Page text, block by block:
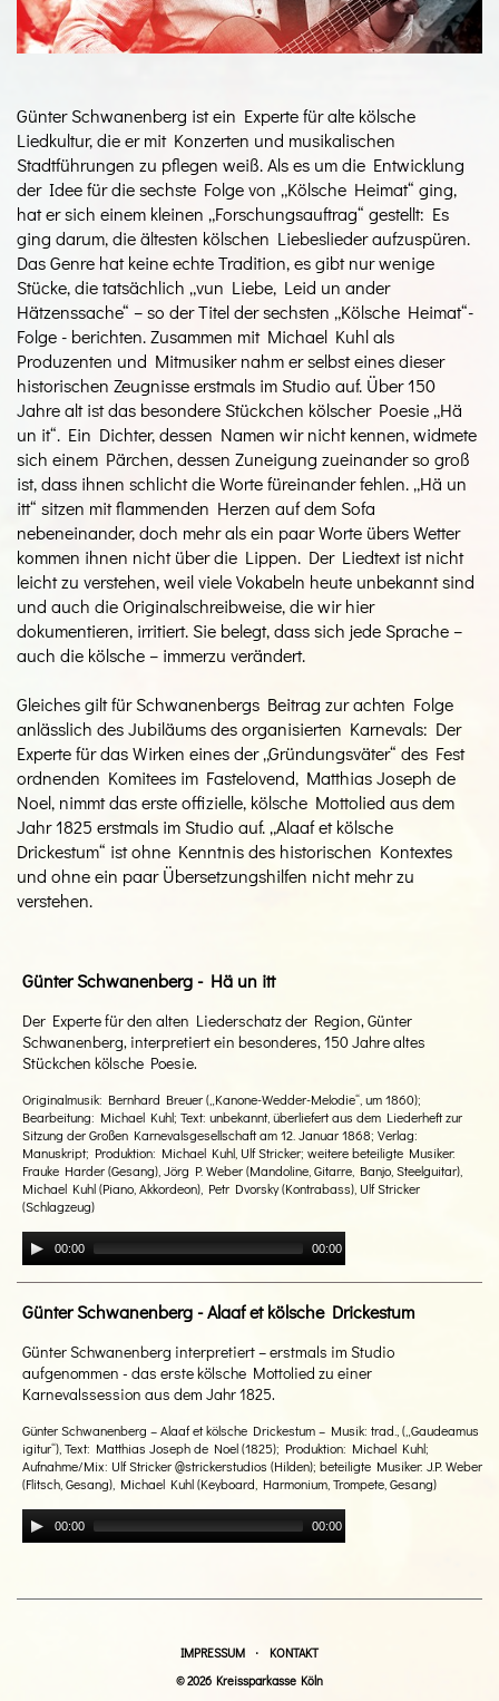
Günter Schwanenberg ist ein Experte für alte kölsche
Liedkultur, die er mit Konzerten und musikalischen
Stadtführungen zu pflegen weiß. Als es um die Entwicklung
der Idee für die sechste Folge von „Kölsche Heimat“ ging,
hat er sich einem kleinen „Forschungsauftrag“ gestellt: Es
ging darum, die ältesten kölschen Liebeslieder aufzuspüren.
Das Genre hat keine echte Tradition, es gibt nur wenige
Stücke, die tatsächlich „vun Liebe, Leid un ander
Hätzenssache“ – so der Titel der sechsten „Kölsche Heimat“-
Folge - berichten. Zusammen mit Michael Kuhl als
Produzenten und Mitmusiker nahm er selbst eines dieser
historischen Zeugnisse erstmals im Studio auf. Über 150
Jahre alt ist das besondere Stückchen kölscher Poesie „Hä
un it“. Ein Dichter, dessen Namen wir nicht kennen, widmete
sich einem Pärchen, dessen Zuneigung zueinander so groß
ist, dass ihnen schlicht die Worte füreinander fehlen. „Hä un
itt“ sitzen mit flammenden Herzen auf dem Sofa
nebeneinander, doch mehr als ein paar Worte übers Wetter
kommen ihnen nicht über die Lippen. Der Liedtext ist nicht
leicht zu verstehen, weil viele Vokabeln heute unbekannt sind
und auch die Originalschreibweise, die wir hier
dokumentieren, irritiert. Sie belegt, dass sich jede Sprache –
auch die kölsche – immerzu verändert.
Gleiches gilt für Schwanenbergs Beitrag zur achten Folge
anlässlich des Jubiläums des organisierten Karnevals: Der
Experte für das Wirken eines der „Gründungsväter“ des Fest
ordnenden Komitees im Fastelovend, Matthias Joseph de
Noel, nimmt das erste offizielle, kölsche Mottolied aus dem
Jahr 1825 erstmals im Studio auf. „Alaaf et kölsche
Drickestum“ ist ohne Kenntnis des historischen Kontextes
und ohne ein paar Übersetzungshilfen nicht mehr zu
verstehen.
Günter Schwanenberg - Hä un itt
Der Experte für den alten Liederschatz der Region, Günter
Schwanenberg, interpretiert ein besonderes, 150 Jahre altes
Stückchen kölsche Poesie.
Originalmusik: Bernhard Breuer („Kanone-Wedder-Melodie“, um 1860);
Bearbeitung: Michael Kuhl; Text: unbekannt, überliefert aus dem Liederheft zur
Sitzung der Großen Karnevalsgesellschaft am 12. Januar 1868; Verlag:
Manuskript; Produktion: Michael Kuhl, Ulf Stricker; weitere beteiligte Musiker:
Frauke Harder (Gesang), Jörg P. Weber (Mandoline, Gitarre, Banjo, Steelguitar),
Michael Kuhl (Piano, Akkordeon), Petr Dvorsky (Kontrabass), Ulf Stricker
(Schlagzeug)
00:00 00:00
Günter Schwanenberg - Alaaf et kölsche Drickestum
Günter Schwanenberg interpretiert – erstmals im Studio
aufgenommen - das erste kölsche Mottolied zu einer
Karnevalssession aus dem Jahr 1825.
Günter Schwanenberg – Alaaf et kölsche Drickestum – Musik: trad., („Gaudeamus
igitur“), Text: Matthias Joseph de Noel (1825); Produktion: Michael Kuhl;
Aufnahme/Mix: Ulf Stricker @strickerstudios (Hilden); beteiligte Musiker: J.P. Weber
(Flitsch, Gesang), Michael Kuhl (Keyboard, Harmonium, Trompete, Gesang)
00:00 00:00
IMPRESSUM ·
KONTAKT
© 2026 Kreissparkasse Köln